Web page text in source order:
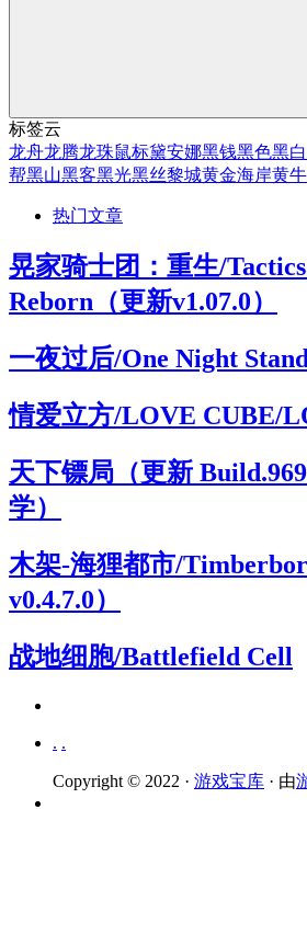
标签云
龙舟龙腾龙珠鼠标黛安娜黑钱黑色黑白
帮黑山黑客黑光黑丝黎城黄金海岸黄牛
热门文章
晃家骑士团：重生/
Reborn（更新v1.07.0）
一夜过后/One Night Stand
情爱立方/LOVE CUBE/
天下镖局（更新
学）
木架-海狸都市/
v0.4.7.0）
战地细胞/Battlefield Cell
. .
Copyright © 2022 · 游戏宝库 · 由